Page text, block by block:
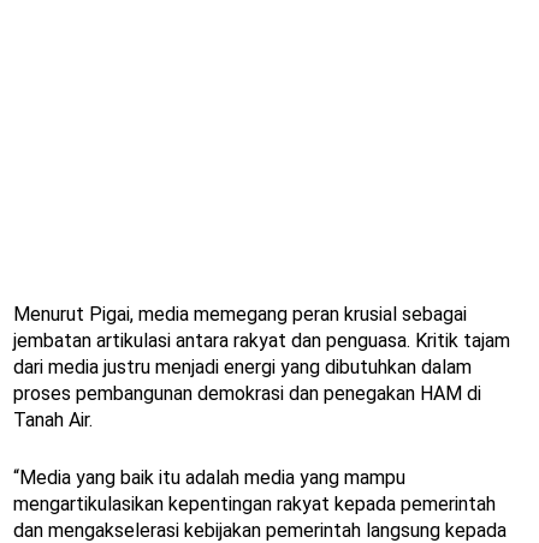
Menurut Pigai, media memegang peran krusial sebagai
jembatan artikulasi antara rakyat dan penguasa. Kritik tajam
dari media justru menjadi energi yang dibutuhkan dalam
proses pembangunan demokrasi dan penegakan HAM di
Tanah Air.
“Media yang baik itu adalah media yang mampu
mengartikulasikan kepentingan rakyat kepada pemerintah
dan mengakselerasi kebijakan pemerintah langsung kepada